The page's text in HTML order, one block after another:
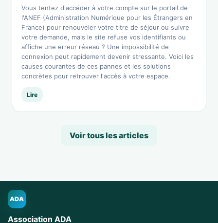
Vous tentez d'accéder à votre compte sur le portail de
l'ANEF (Administration Numérique pour les Étrangers en
France) pour renouveler votre titre de séjour ou suivre
votre demande, mais le site refuse vos identifiants ou
affiche une erreur réseau ? Une impossibilité de
connexion peut rapidement devenir stressante. Voici les
causes courantes de ces pannes et les solutions
concrètes pour retrouver l'accès à votre espace.
Lire
Voir tous les articles
ADA
Association ADA